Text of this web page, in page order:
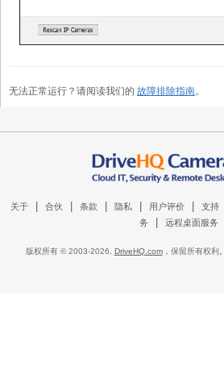
无法正常运行？请阅读我们的 故障排除指南。
关于 合伙 条款 隐私 用户评价 支持
务
远程桌面服务
版权所有 © 2003-2026, DriveHQ.com，保留所有权利。